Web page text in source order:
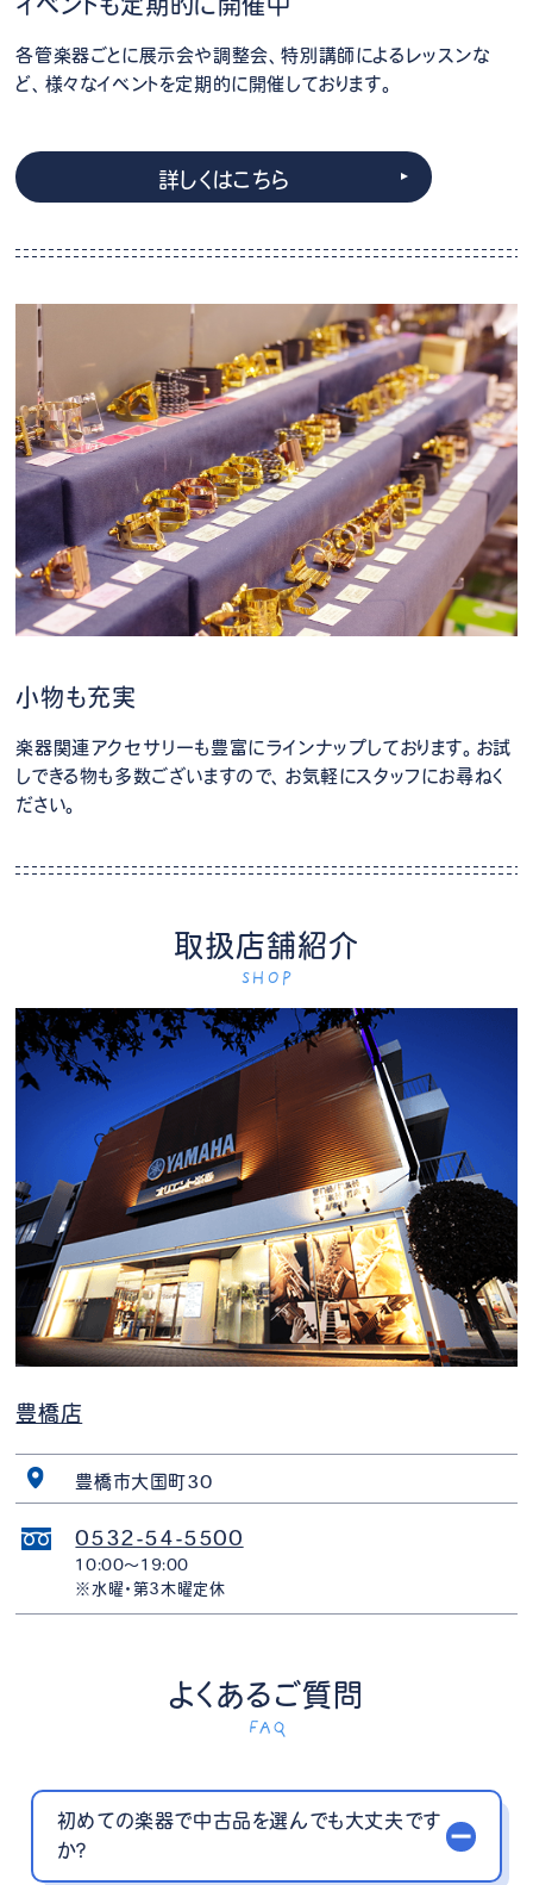
各管楽器ごとに展示会や調整会、特別講師によるレッスンな
ど、様々なイベントを定期的に開催しております。
詳しくはこちら
小物も充実
楽器関連アクセサリーも豊富にラインナップしております。お試
しできる物も多数ございますので、お気軽にスタッフにお尋ねく
ださい。
取扱店舗紹介
SHOP
豊橋店
豊橋市大国町30
0532-54-5500
10:00〜19:00
※水曜・第3木曜定休
よくあるご質問
FAQ
初めての楽器で中古品を選んでも大丈夫です
か？